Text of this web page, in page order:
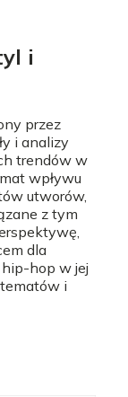
i
przez
i analizy
trendów w
wpływu
utworów,
z tym
dla
hop w jej
i